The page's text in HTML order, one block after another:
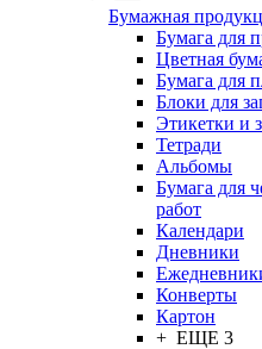
Бумажная
Бумага для
Цветная
Бумага для
Блоки для
Этикетки и
Тетради
Альбомы
Бумага для
работ
Календари
Дневники
Конверты
Картон
+ ЕЩЕ 3